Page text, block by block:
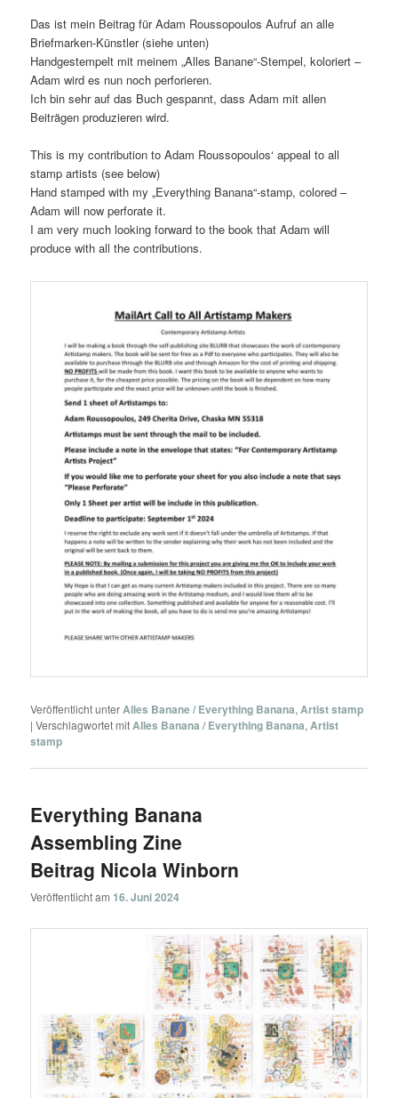
Das ist mein Beitrag für Adam Roussopoulos Aufruf an alle
Briefmarken-Künstler (siehe unten)
Handgestempelt mit meinem „Alles Banane“-Stempel, koloriert –
Adam wird es nun noch perforieren.
Ich bin sehr auf das Buch gespannt, dass Adam mit allen
Beiträgen produzieren wird.
This is my contribution to Adam Roussopoulos‘ appeal to all
stamp artists (see below)
Hand stamped with my „Everything Banana“-stamp, colored –
Adam will now perforate it.
I am very much looking forward to the book that Adam will
produce with all the contributions.
Veröffentlicht unter Alles Banane / Everything Banana, Artist stamp
|Verschlagwortet mit Alles Banana / Everything Banana, Artist
stamp
Everything Banana
Assembling Zine
Beitrag Nicola Winborn
Veröffentlicht am 16. Juni 2024